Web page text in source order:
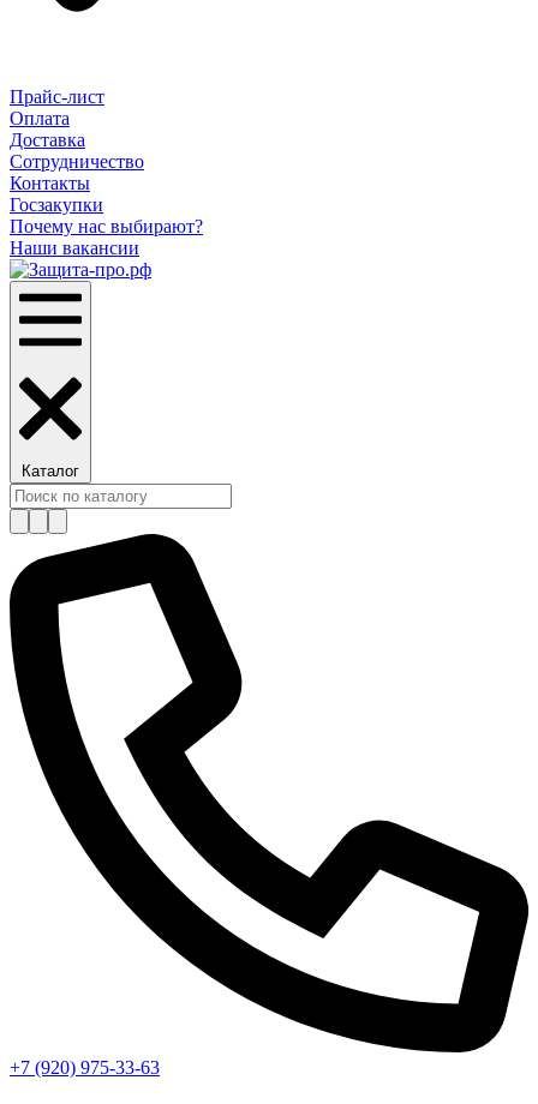
Прайс-лист
Оплата
Доставка
Сотрудничество
Контакты
Госзакупки
Почему нас выбирают?
Наши вакансии
Каталог
+7 (920) 975-33-63